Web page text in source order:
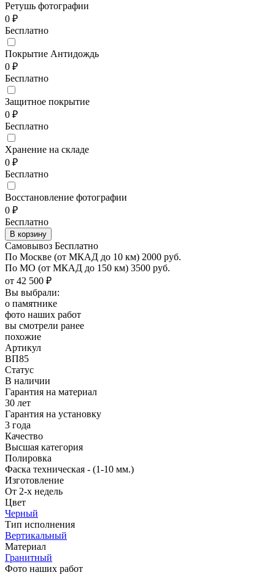
Ретушь фотографии
0 ₽
Бесплатно
Покрытие Антидождь
0 ₽
Бесплатно
Защитное покрытие
0 ₽
Бесплатно
Хранение на складе
0 ₽
Бесплатно
Восстановление фотографии
0 ₽
Бесплатно
Самовывоз Бесплатно
По Москве (от МКАД до 10 км) 2000 руб.
По МО (от МКАД до 150 км) 3500 руб.
от 42 500 ₽
Вы выбрали:
о памятнике
фото наших работ
вы смотрели ранее
похожие
Артикул
ВП85
Статус
В наличии
Гарантия на материал
30 лет
Гарантия на установку
3 года
Качество
Высшая категория
Полировка
Фаска техническая - (1-10 мм.)
Изготовление
От 2-х недель
Цвет
Черный
Тип исполнения
Вертикальный
Материал
Гранитный
Фото наших работ